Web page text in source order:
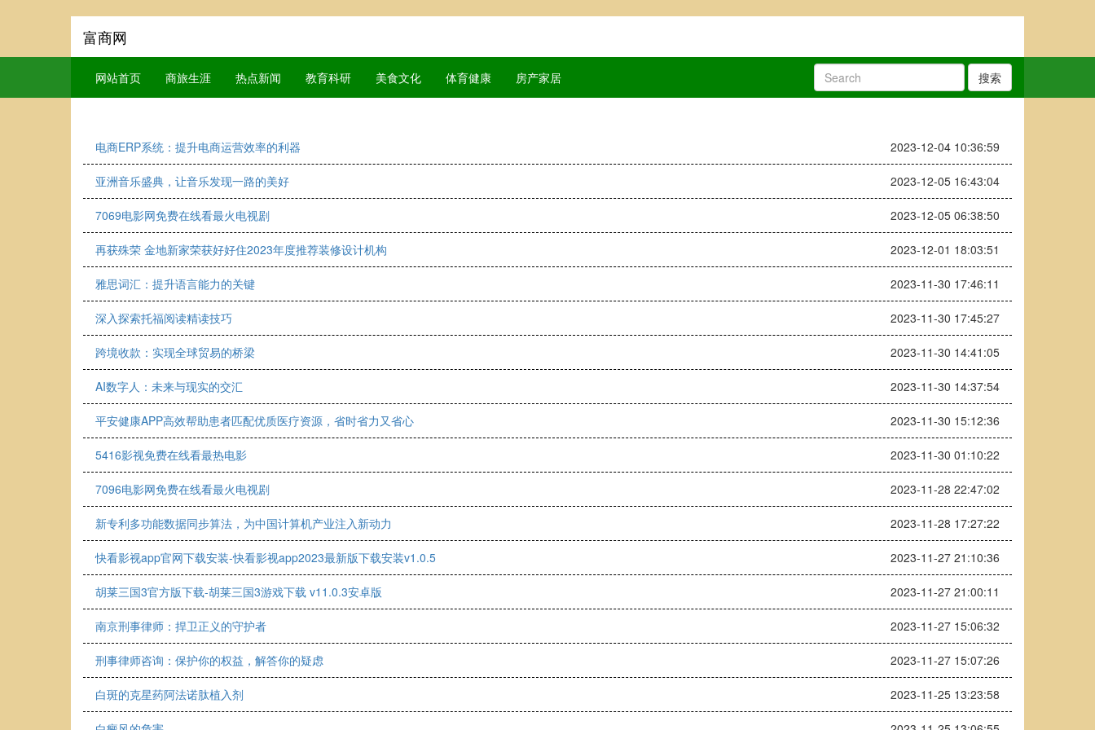
富商网
网站首页 商旅生涯 热点新闻 教育科研 美食文化 体育健康 房产家居 搜索
电商ERP系统：提升电商运营效率的利器 2023-12-04 10:36:59
亚洲音乐盛典，让音乐发现一路的美好 2023-12-05 16:43:04
7069电影网免费在线看最火电视剧 2023-12-05 06:38:50
再获殊荣 金地新家荣获好好住2023年度推荐装修设计机构 2023-12-01 18:03:51
雅思词汇：提升语言能力的关键 2023-11-30 17:46:11
深入探索托福阅读精读技巧 2023-11-30 17:45:27
跨境收款：实现全球贸易的桥梁 2023-11-30 14:41:05
AI数字人：未来与现实的交汇 2023-11-30 14:37:54
平安健康APP高效帮助患者匹配优质医疗资源，省时省力又省心 2023-11-30 15:12:36
5416影视免费在线看最热电影 2023-11-30 01:10:22
7096电影网免费在线看最火电视剧 2023-11-28 22:47:02
新专利多功能数据同步算法，为中国计算机产业注入新动力 2023-11-28 17:27:22
快看影视app官网下载安装-快看影视app2023最新版下载安装v1.0.5 2023-11-27 21:10:36
胡莱三国3官方版下载-胡莱三国3游戏下载 v11.0.3安卓版 2023-11-27 21:00:11
南京刑事律师：捍卫正义的守护者 2023-11-27 15:06:32
刑事律师咨询：保护你的权益，解答你的疑虑 2023-11-27 15:07:26
白斑的克星药阿法诺肽植入剂 2023-11-25 13:23:58